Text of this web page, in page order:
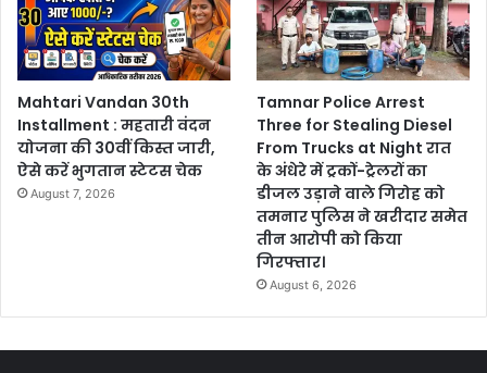
Mahtari Vandan 30th
Installment : महतारी वंदन
योजना की 30वीं किस्त जारी,
ऐसे करें भुगतान स्टेटस चेक
August 7, 2026
Tamnar Police Arrest
Three for Stealing Diesel
From Trucks at Night रात
के अंधेरे में ट्रकों-ट्रेलरों का
डीजल उड़ाने वाले गिरोह को
तमनार पुलिस ने खरीदार समेत
तीन आरोपी को किया
गिरफ्तार।
August 6, 2026